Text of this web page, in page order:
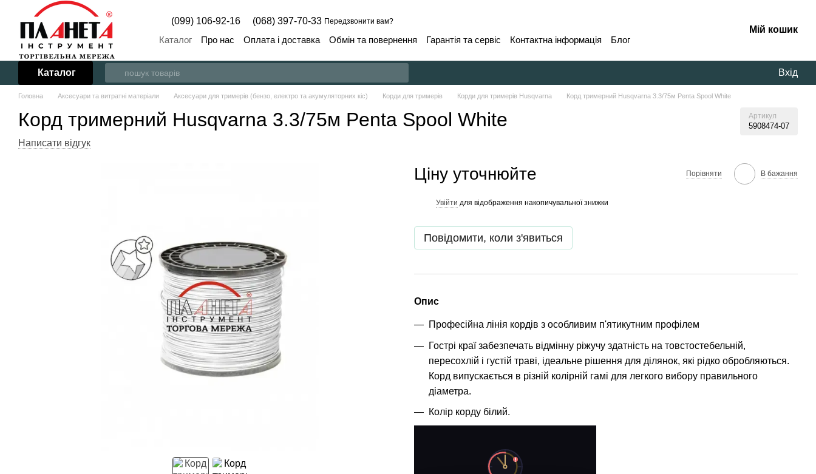
Перейти до основного контенту
(099) 106-92-16 (068) 397-70-33 Передзвонити вам?
Каталог Про нас Оплата і доставка Обмін та повернення Гарантія та сервіс Контактна інформація Блог
Мій кошик
Каталог Вхід
Головна Аксесуари та витратні матеріали Аксесуари для тримерів (бензо, електро та акумуляторних кіс) Корди для тримерів Корди для тримерів Husqvarna Корд тримерний Husqvarna 3.3/75м Penta Spool White
Корд тримерний Husqvarna 3.3/75м Penta Spool White Артикул
5908474-07
Написати відгук
Ціну уточнюйте Порівняти В бажання
Увійти для відображення накопичувальної знижки
Повідомити, коли з'явиться
Опис
Професійна лінія кордів з особливим п'ятикутним профілем
Гострі краї забезпечать відмінну ріжучу здатність на товстостебельній,
пересохлій і густій траві, ідеальне рішення для ділянок, які рідко обробляються.
Корд випускається в різній колірній гамі для легкого вибору правильного
діаметра.
Колір корду білий.